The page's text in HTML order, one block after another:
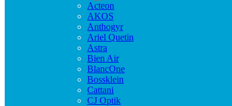
Acteon
AKOS
Anthogyr
Ariel Quetin
Astra
Bien Air
BlancOne
Bossklein
Cattani
CJ Optik